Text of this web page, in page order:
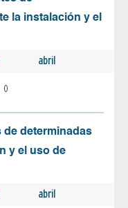
la instalación y el
abril
0
determinadas
y el uso de
abril